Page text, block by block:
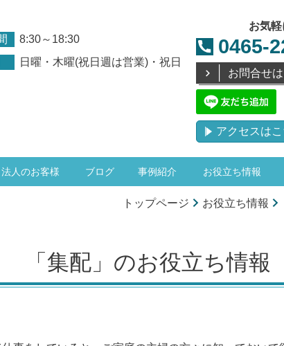
8:30～18:30
日曜・木曜(祝日週は営業)・祝日
お気
0465-
お問合せ
アクセスはこ
法人のお客様 ブログ 事例紹介 お役立ち情報
トップページ お役立ち情報
「集配」のお役立ち情報